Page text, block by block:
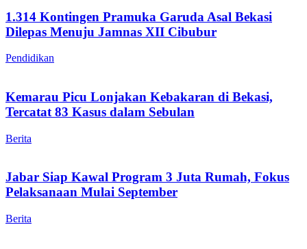
1.314 Kontingen Pramuka Garuda Asal Bekasi
Dilepas Menuju Jamnas XII Cibubur
Pendidikan
Kemarau Picu Lonjakan Kebakaran di Bekasi,
Tercatat 83 Kasus dalam Sebulan
Berita
Jabar Siap Kawal Program 3 Juta Rumah, Fokus
Pelaksanaan Mulai September
Berita